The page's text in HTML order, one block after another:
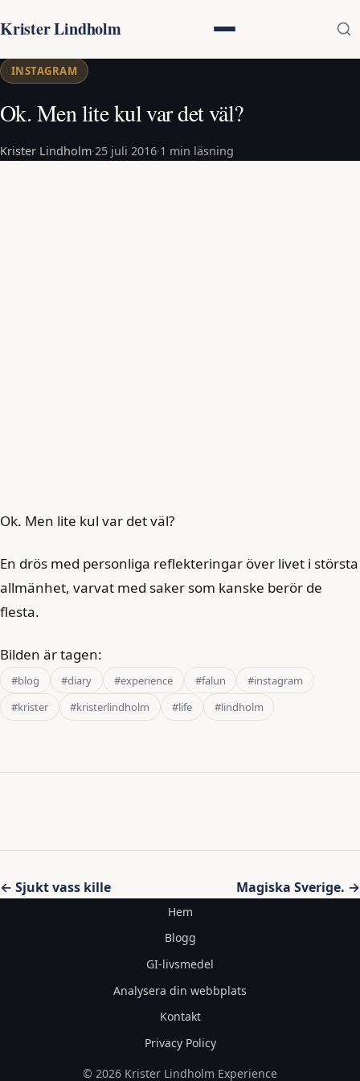
Krister Lindholm
INSTAGRAM
Ok. Men lite kul var det väl?
Krister Lindholm·25 juli 2016·1 min läsning
Ok. Men lite kul var det väl?
En drös med personliga reflekteringar över livet i största
allmänhet, varvat med saker som kanske berör de
flesta.
Bilden är tagen:
#blog #diary #experience #falun
#instagram
#krister
#kristerlindholm #life #lindholm
Inläggsnavigering
← Sjukt vass kille Magiska Sverige. →
Hem
Blogg
GI-livsmedel
Analysera din webbplats
Kontakt
Privacy Policy
© 2026 Krister Lindholm Experience